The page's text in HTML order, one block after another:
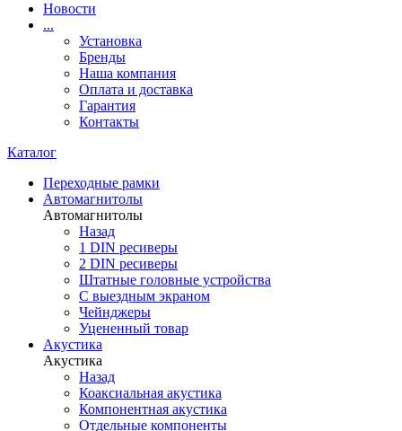
Новости
...
Установка
Бренды
Наша компания
Оплата и доставка
Гарантия
Контакты
Каталог
Переходные рамки
Автомагнитолы
Автомагнитолы
Назад
1 DIN ресиверы
2 DIN ресиверы
Штатные головные устройства
С выездным экраном
Чейнджеры
Уцененный товар
Акустика
Акустика
Назад
Коаксиальная акустика
Компонентная акустика
Отдельные компоненты